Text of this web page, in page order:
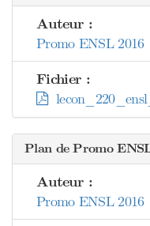
Auteur :
Promo ENSL 2016
Fichier :
Plan de Promo
Auteur :
Promo ENSL 2016